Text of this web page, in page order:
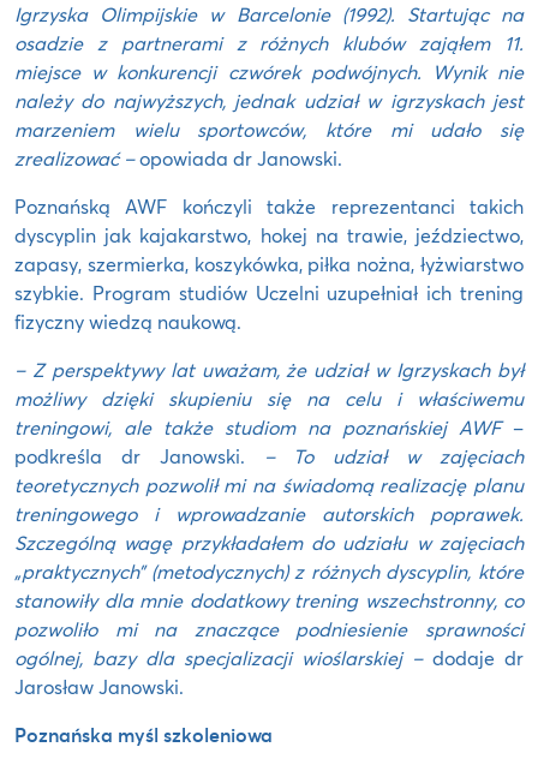
Igrzyska Olimpijskie w Barcelonie (1992). Startując na
osadzie z partnerami z różnych klubów zająłem 11.
miejsce w konkurencji czwórek podwójnych. Wynik nie
należy do najwyższych, jednak udział w igrzyskach jest
marzeniem wielu sportowców, które mi udało się
zrealizować –opowiada dr Janowski.
Poznańską AWF kończyli także reprezentanci takich
dyscyplin jak kajakarstwo, hokej na trawie, jeździectwo,
zapasy, szermierka, koszykówka, piłka nożna, łyżwiarstwo
szybkie. Program studiów Uczelni uzupełniał ich trening
fizyczny wiedzą naukową.
– Z perspektywy lat uważam, że udział w Igrzyskach był
możliwy dzięki skupieniu się na celu i właściwemu
treningowi, ale także studiom na poznańskiej AWF –
podkreśla dr Janowski. – To udział w zajęciach
teoretycznych pozwolił mi na świadomą realizację planu
treningowego i wprowadzanie autorskich poprawek.
Szczególną wagę przykładałem do udziału w zajęciach
„praktycznych” (metodycznych) z różnych dyscyplin, które
stanowiły dla mnie dodatkowy trening wszechstronny, co
pozwoliło mi na znaczące podniesienie sprawności
ogólnej, bazy dla specjalizacji wioślarskiej –dodaje dr
Jarosław Janowski.
Poznańska myśl szkoleniowa